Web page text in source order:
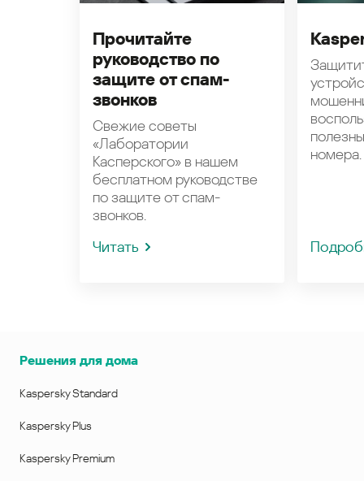
Прочитайте
руководство по
защите от спам-
звонков
Свежие советы
«Лаборатории
Касперского» в нашем
бесплатном руководстве
по защите от спам-
звонков.
Читать
номера.
Решения для дома
Kaspersky Standard
Kaspersky Plus
Kaspersky Premium